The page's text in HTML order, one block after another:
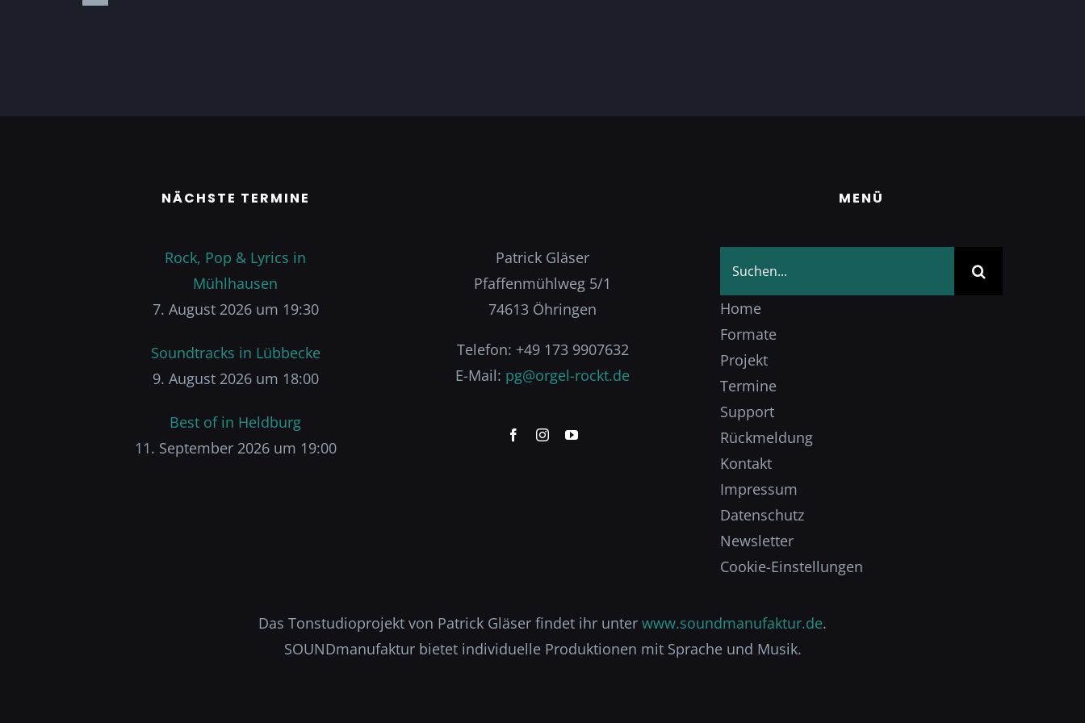
NÄCHSTE TERMINE
Rock, Pop & Lyrics in
Mühlhausen
7. August 2026 um 19:30
Soundtracks in Lübbecke
9. August 2026 um 18:00
Best of in Heldburg
11. September 2026 um 19:00
Patrick Gläser
Pfaffenmühlweg 5/1
74613 Öhringen
Telefon: +49 173 9907632
E-Mail: pg@orgel-rockt.de
MENÜ
Home
Formate
Projekt
Termine
Support
Rückmeldung
Kontakt
Impressum
Datenschutz
Newsletter
Cookie-Einstellungen
Das Tonstudioprojekt von Patrick Gläser findet ihr unter www.soundmanufaktur.de.
SOUNDmanufaktur bietet individuelle Produktionen mit Sprache und Musik.